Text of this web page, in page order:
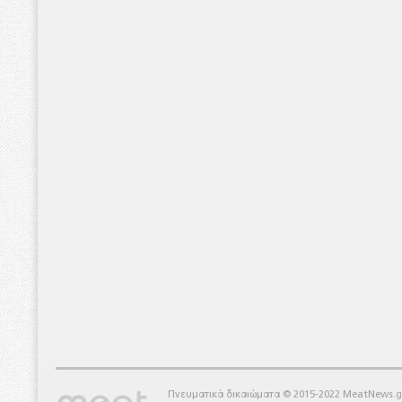
Πνευματικά δικαιώματα © 2015-2022